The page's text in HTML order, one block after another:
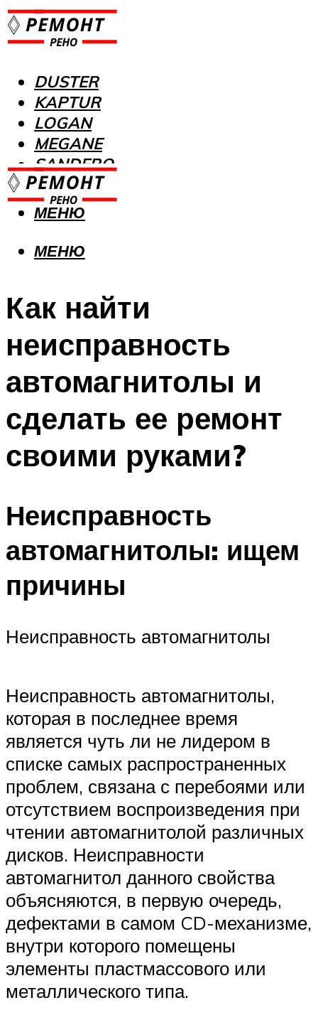
DUSTER
KAPTUR
LOGAN
MEGANE
SANDERO
МЕНЮ
МЕНЮ
Как найти
неисправность
автомагнитолы и
сделать ее ремонт
своими руками?
Неисправность
автомагнитолы: ищем
причины
Неисправность автомагнитолы
Неисправность автомагнитолы,
которая в последнее время
является чуть ли не лидером в
списке самых распространенных
проблем, связана с перебоями или
отсутствием воспроизведения при
чтении автомагнитолой различных
дисков. Неисправности
автомагнитол данного свойства
объясняются, в первую очередь,
дефектами в самом CD-механизме,
внутри которого помещены
элементы пластмассового или
металлического типа.